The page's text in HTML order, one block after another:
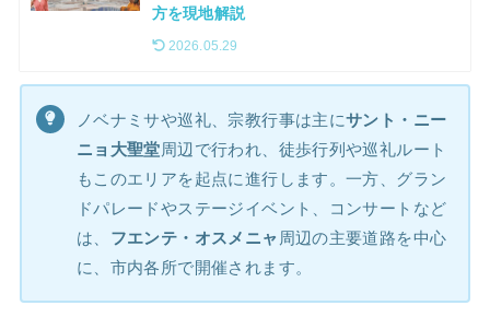
方を現地解説
2026.05.29
ノベナミサや巡礼、宗教行事は主にサント・ニー
ニョ大聖堂周辺で行われ、徒歩行列や巡礼ルート
もこのエリアを起点に進行します。一方、グラン
ドパレードやステージイベント、コンサートなど
は、 フエンテ・オスメニャ 周辺の主要道路を中心
に、市内各所で開催されます。